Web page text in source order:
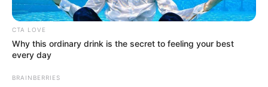
Tierpark entstand zur Landesgartenschau 1998 ein
großer Tier- und Freizeitpark, in dem es neben
zahlreichen Tiergehegen auch mehrere
Sportanlagen, wie z.B. eine Skaterbahn, einen
Kanuverleih, ein Beach-Volleyballfeld und einen
Hochseilklettergarten, sowie mehrere
CTA LOVE
Why this ordinary drink is the secret to feeling your best
every day
BRAINBERRIES